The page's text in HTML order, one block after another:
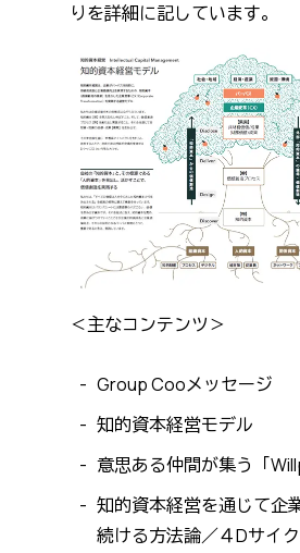
りを詳細に記しています。
＜主なコンテンツ＞
Group Cooメッセージ
知的資本経営モデル
意思ある仲間が集う「
知的資本経営を通じて企
続ける方法論／４Dサイ